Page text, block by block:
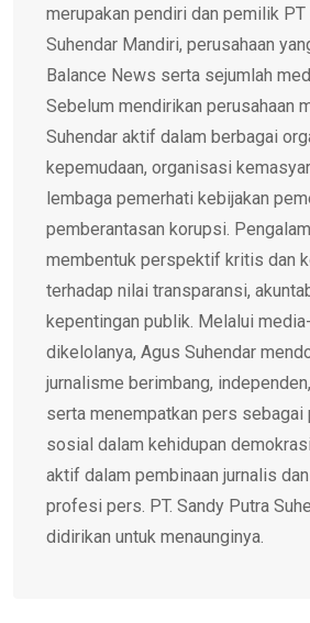
merupakan pendiri dan pemilik PT
Suhendar Mandiri, perusahaan
Balance News serta sejumlah
Sebelum mendirikan perusahaan
Suhendar aktif dalam berbagai
kepemudaan, organisasi
lembaga pemerhati kebijakan
pemberantasan korupsi.
membentuk perspektif kritis dan
terhadap nilai transparansi,
kepentingan publik. Melalui
dikelolanya, Agus Suhendar
jurnalisme berimbang,
serta menempatkan pers sebagai
sosial dalam kehidupan
aktif dalam pembinaan jurnalis
profesi pers. PT. Sandy Putra
didirikan untuk menaunginya.